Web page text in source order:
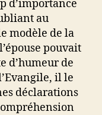
d’importance
au
modèle de la
pouvait
d’humeur de
il le
déclarations